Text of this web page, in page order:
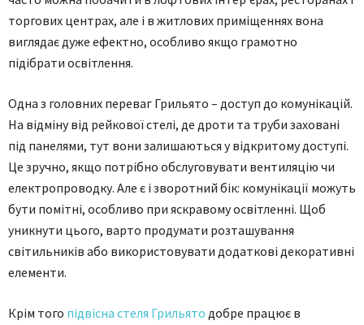
торгових центрах, але і в житлових приміщеннях вона
виглядає дуже ефектно, особливо якщо грамотно
підібрати освітлення.
Одна з головних переваг Грильято – доступ до комунікацій.
На відміну від рейкової стелі, де дроти та труби заховані
під панелями, тут вони залишаються у відкритому доступі.
Це зручно, якщо потрібно обслуговувати вентиляцію чи
електропроводку. Але є і зворотний бік: комунікації можуть
бути помітні, особливо при яскравому освітленні. Щоб
уникнути цього, варто продумати розташування
світильників або використовувати додаткові декоративні
елементи.
Крім того підвісна стеля Грильято добре працює в